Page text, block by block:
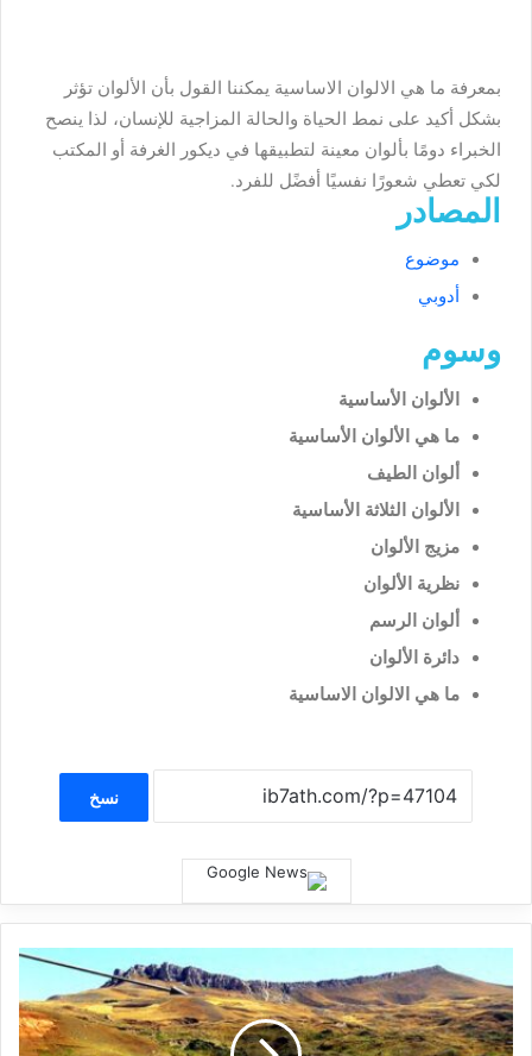
بمعرفة ما هي الالوان الاساسية يمكننا القول بأن الألوان تؤثر
بشكل أكيد على نمط الحياة والحالة المزاجية للإنسان، لذا ينصح
الخبراء دومًا بألوان معينة لتطبيقها في ديكور الغرفة أو المكتب
لكي تعطي شعورًا نفسيًا أفضًل للفرد.
المصادر
موضوع
أدوبي
وسوم
الألوان الأساسية
ما هي الألوان الأساسية
ألوان الطيف
الألوان الثلاثة الأساسية
مزيج الألوان
نظرية الألوان
ألوان الرسم
دائرة الألوان
ما هي الالوان الاساسية
نسخ